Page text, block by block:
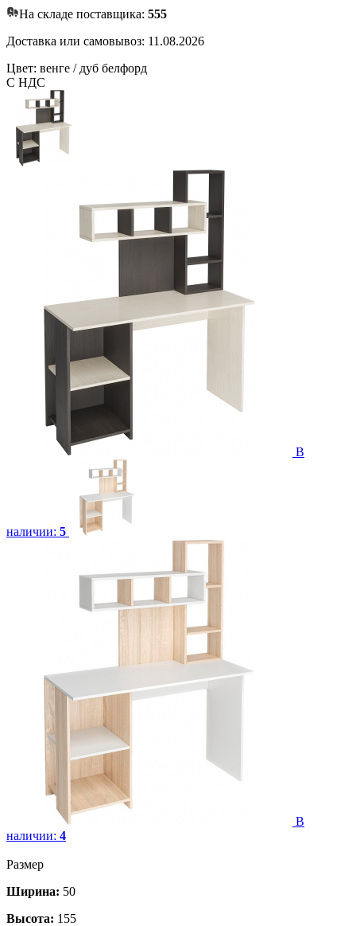
На складе поставщика: 555
Доставка или самовывоз: 11.08.2026
Цвет: венге / дуб белфорд
С НДС
В
наличии: 5
В
наличии: 4
Размер
Ширина: 50
Высота: 155